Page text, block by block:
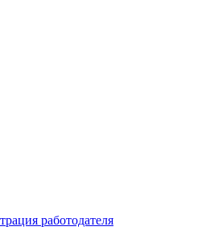
работодателя